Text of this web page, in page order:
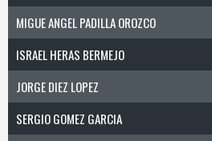
MIGUE ANGEL PADILLA OROZCO
ISRAEL HERAS BERMEJO
JORGE DIEZ LOPEZ
SERGIO GOMEZ GARCIA